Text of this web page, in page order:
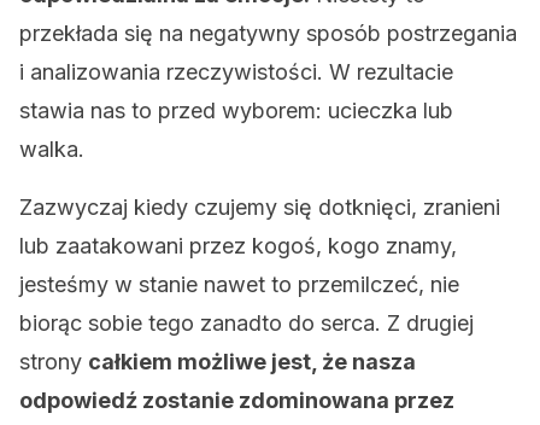
przekłada się na negatywny sposób postrzegania
i analizowania rzeczywistości. W rezultacie
stawia nas to przed wyborem: ucieczka lub
walka.
Zazwyczaj kiedy czujemy się dotknięci, zranieni
lub zaatakowani przez kogoś, kogo znamy,
jesteśmy w stanie nawet to przemilczeć, nie
biorąc sobie tego zanadto do serca. Z drugiej
strony całkiem możliwe jest, że nasza
odpowiedź zostanie zdominowana przez